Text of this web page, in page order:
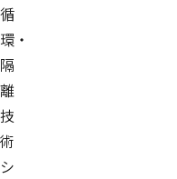
循
環・
隔
離
技
術
シ